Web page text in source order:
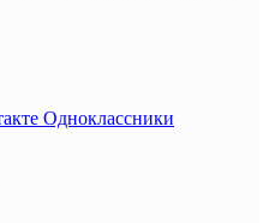
Одноклассники